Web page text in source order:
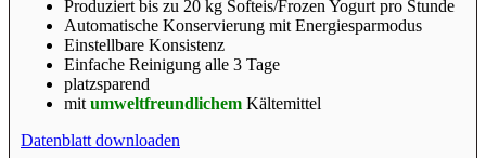
Produziert bis zu 20 kg Softeis/Frozen Yogurt pro Stunde
Automatische Konservierung mit Energiesparmodus
Einstellbare Konsistenz
Einfache Reinigung alle 3 Tage
platzsparend
mit umweltfreundlichem Kältemittel
Datenblatt downloaden